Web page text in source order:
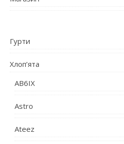
Гурти
Хлоп’ята
AB6IX
Astro
Ateez